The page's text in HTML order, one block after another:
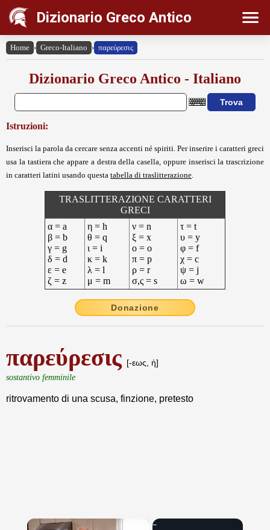
Dizionario Greco Antico
Home › Greco-Italiano › παρεύρεσις
Dizionario Greco Antico - Italiano
Istruzioni:
Inserisci la parola da cercare senza accenti né spiriti. Per inserire i caratteri greci
usa la tastiera che appare a destra della casella, oppure inserisci la trascrizione
in caratteri latini usando questa tabella di traslitterazione
TRASLITTERAZIONE CARATTERI
GRECI
α = a
β = b
γ = g
δ = d
ε = e
ζ = z
η = h
θ = q
ι = i
κ = k
λ = l
μ = m
ν = n
ξ = x
ο = o
π = p
ρ = r
σ,ς = s
τ = t
υ = y
φ = f
χ = c
ψ = j
ω = w
Donazione
παρεύρεσις [-εως, ἡ]
sostantivo femminile
ritrovamento di una scusa, finzione, pretesto